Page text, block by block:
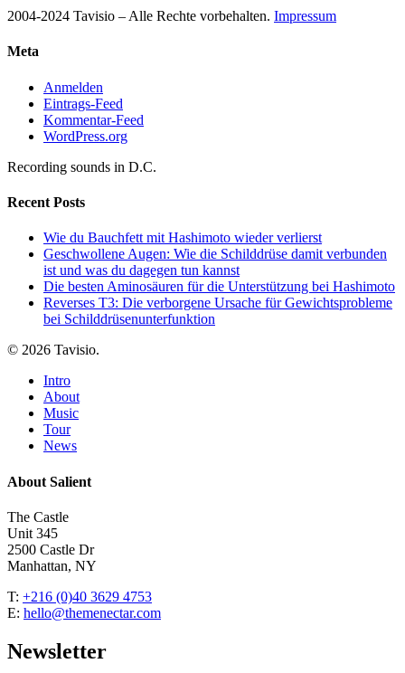
2004-2024 Tavisio – Alle Rechte vorbehalten. Impressum
Meta
Anmelden
Eintrags-Feed
Kommentar-Feed
WordPress.org
Recording sounds in D.C.
Recent Posts
Wie du Bauchfett mit Hashimoto wieder verlierst
Geschwollene Augen: Wie die Schilddrüse damit verbunden
ist und was du dagegen tun kannst
Die besten Aminosäuren für die Unterstützung bei Hashimoto
Reverses T3: Die verborgene Ursache für Gewichtsprobleme
bei Schilddrüsenunterfunktion
© 2026 Tavisio.
Close
Menu
Intro
About
Music
Tour
News
About Salient
The Castle
Unit 345
2500 Castle Dr
Manhattan, NY
T: +216 (0)40 3629 4753
E: hello@themenectar.com
Newsletter